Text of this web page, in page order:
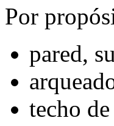
Por
pared,
techo